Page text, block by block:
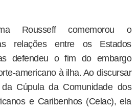
Rousseff comemorou o
relações entre os Estados
defendeu o fim do embargo
americano à ilha. Ao discursar
Cúpula da Comunidade dos
e Caribenhos (Celac), ela